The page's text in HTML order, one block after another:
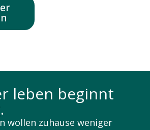
leben beginnt
wollen zuhause weniger